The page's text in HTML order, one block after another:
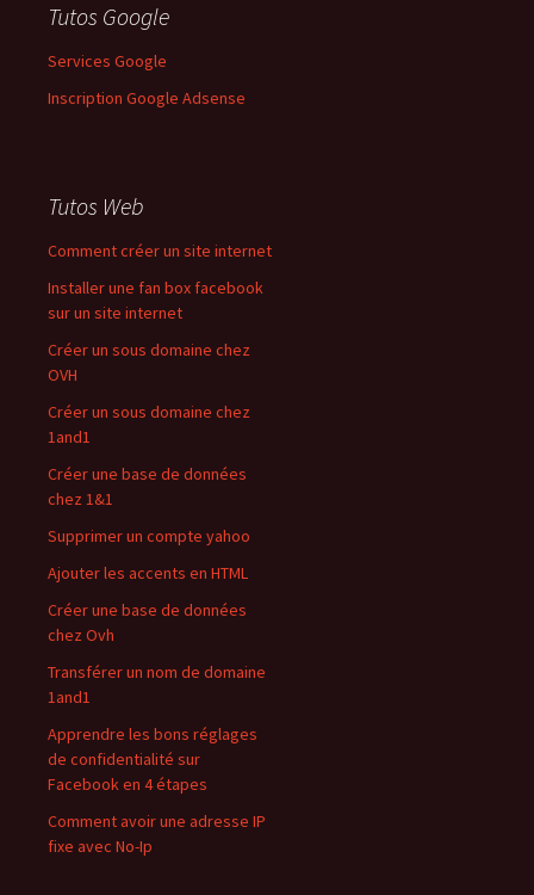
Tutos Google
Services Google
Inscription Google Adsense
Tutos Web
Comment créer un site internet
Installer une fan box facebook
sur un site internet
Créer un sous domaine chez
OVH
Créer un sous domaine chez
1and1
Créer une base de données
chez 1&1
Supprimer un compte yahoo
Ajouter les accents en HTML
Créer une base de données
chez Ovh
Transférer un nom de domaine
1and1
Apprendre les bons réglages
de confidentialité sur
Facebook en 4 étapes
Comment avoir une adresse IP
fixe avec No-Ip